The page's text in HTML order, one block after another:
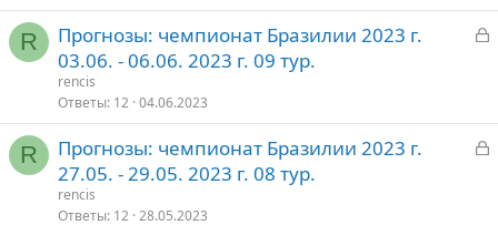
т
R
З
т
Прогнозы: чемпионат Бразилии 2023 г.
03.06. - 06.06. 2023 г. 09 тур.
rencis
Ответы 12 04.06.2023
R
З
Прогнозы: чемпионат Бразилии 2023 г.
27.05. - 29.05. 2023 г. 08 тур.
rencis
Ответы 12 28.05.2023